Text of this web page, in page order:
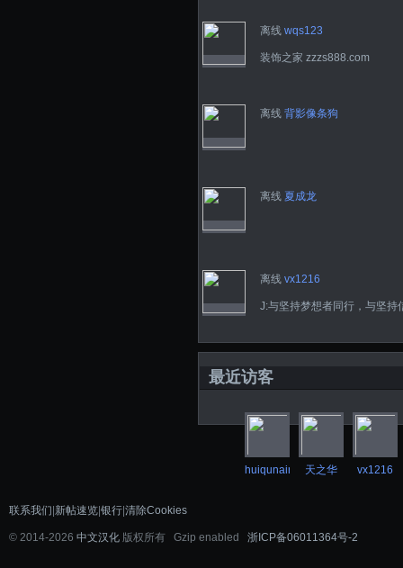
离线 wqs123
装饰之家 zzzs888.com
离线 背影像条狗
离线 夏成龙
离线 vx1216
J:与坚持梦想者同行，与坚
最近访客
huiqunaini 天之华 vx1216
联系我们 新帖速览 银行 清除Cookies
© 2014-2026 中文汉化 版权所有 Gzip enabled 浙ICP备06011364号-2